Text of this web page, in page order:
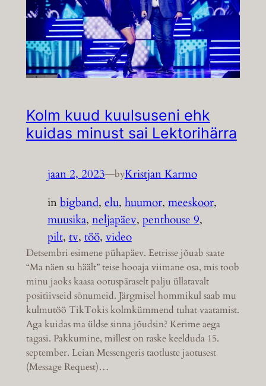
Kolm kuud kuulsuseni ehk
kuidas minust sai Lektorihärra
jaan 2, 2023—byKristjan Karmo
inbigband, elu, huumor, meeskoor
muusika, neljapäev, penthouse 9
pilt, tv, töö, video
Detsembri esimene pühapäev. Eetrisse jõuab saate
“Ma näen su häält” teise hooaja viimane osa, mis toob
minu jaoks kaasa ootuspäraselt palju üllatavalt
positiivseid sõnumeid. Järgmisel hommikul saab mu
kulmutöö TikTokis kolmkümmend tuhat vaatamist.
Aga kuidas ma üldse sinna jõudsin? Kerime aega
tagasi. Pakkumine, millest on raske keelduda 15.
september. Leian Messengeris taotluste jaotusest
(Message Request)…